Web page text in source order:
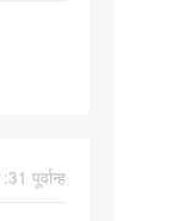
पूर्वान्ह